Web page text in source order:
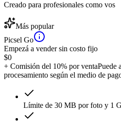
Creado para profesionales como vos
Más popular
Picsel Go
Empezá a vender sin costo fijo
$0
+ Comisión del 10% por ventaPuede
procesamiento según el medio de
Límite de 30 MB por foto y 1